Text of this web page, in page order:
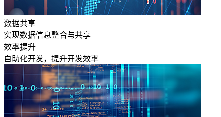
数据共享
实现数据信息整合与共享
效率提升
自助化开发，提升开发效率